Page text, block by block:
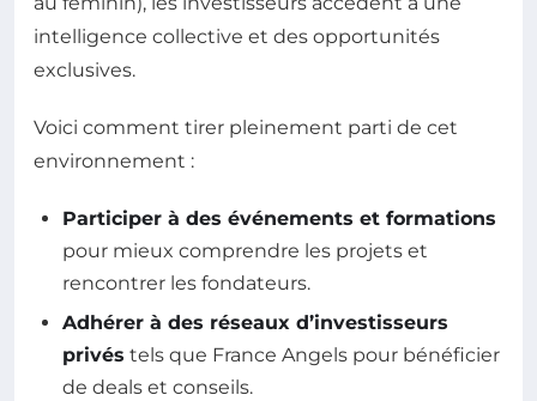
intelligence collective et des opportunités
exclusives.
Voici comment tirer pleinement parti de cet
environnement :
Participer à des événements et formations
pour mieux comprendre les projets et
rencontrer les fondateurs.
Adhérer à des réseaux d’investisseurs
privés tels que France Angels pour bénéficier
de deals et conseils.